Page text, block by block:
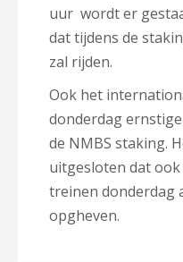
uur wordt er
dat tijdens de
zal rijden.
Ook het
donderdag
de NMBS staking.
uitgesloten dat
treinen donderdag
opgheven.